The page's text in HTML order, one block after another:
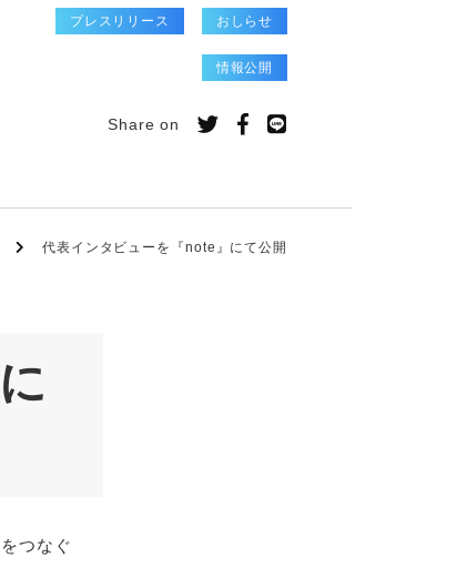
プレスリリース おしらせ
情報公開
Share on
代表インタビューを『note』にて公開
つなぐ